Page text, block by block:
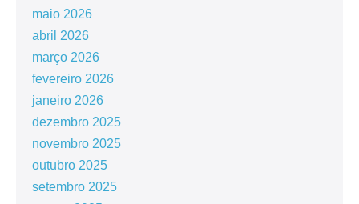
maio 2026
abril 2026
março 2026
fevereiro 2026
janeiro 2026
dezembro 2025
novembro 2025
outubro 2025
setembro 2025